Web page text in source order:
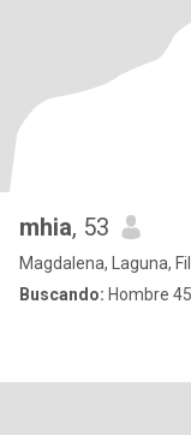
mhia, 53
Magdalena, Laguna,
Buscando: Hombre